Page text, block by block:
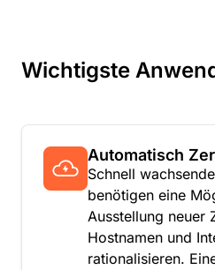
Wichtigste
Automatisch
Schnell
benötigen eine
Ausstellung neuer
Hostnamen und
rationalisieren.